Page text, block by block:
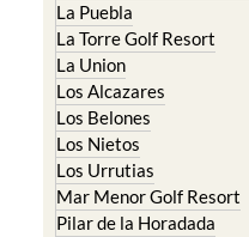
La Puebla
La Torre Golf Resort
La Union
Los Alcazares
Los Belones
Los Nietos
Los Urrutias
Mar Menor Golf Resort
Pilar de la Horadada